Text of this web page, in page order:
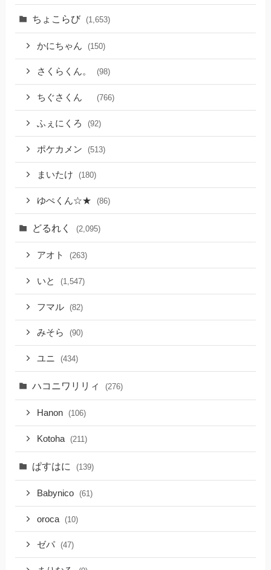
ちょこらび (1,653)
かにちゃん (150)
さくらくん。 (98)
ちぐさくん (766)
ふぇにくろ (92)
ポケカメン (513)
まいたけ (180)
ゆぺくん☆★ (86)
どるれく (2,095)
アオト (263)
いと (1,547)
フマル (82)
みそら (90)
ユニ (434)
ハコニワリリィ (276)
Hanon (106)
Kotoha (211)
ぱすはに (139)
Babynico (61)
oroca (10)
ゼパ (47)